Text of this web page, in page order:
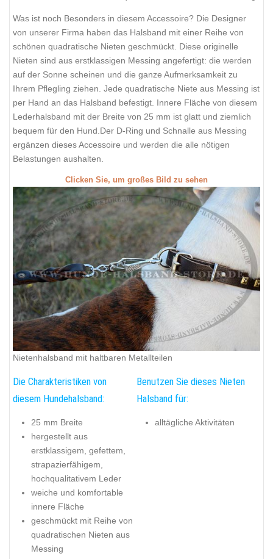
Was ist noch Besonders in diesem Accessoire? Die Designer
von unserer Firma haben das Halsband mit einer Reihe von
schönen quadratische Nieten geschmückt. Diese originelle
Nieten sind aus erstklassigen Messing angefertigt: die werden
auf der Sonne scheinen und die ganze Aufmerksamkeit zu
Ihrem Pflegling ziehen. Jede quadratische Niete aus Messing ist
per Hand an das Halsband befestigt. Innere Fläche von diesem
Lederhalsband mit der Breite von 25 mm ist glatt und ziemlich
bequem für den Hund.Der D-Ring und Schnalle aus Messing
ergänzen dieses Accessoire und werden die alle nötigen
Belastungen aushalten.
Clicken Sie, um großes Bild zu sehen
Nietenhalsband mit haltbaren Metallteilen
Die Charakteristiken von
diesem Hundehalsband:
25 mm Breite
hergestellt aus
erstklassigem, gefettem,
strapazierfähigem,
hochqualitativem Leder
weiche und komfortable
innere Fläche
geschmückt mit Reihe von
quadratischen Nieten aus
Messing
Benutzen Sie dieses Nieten
Halsband für:
alltägliche Aktivitäten